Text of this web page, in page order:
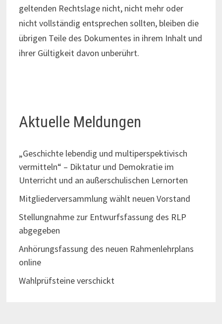
geltenden Rechtslage nicht, nicht mehr oder
nicht vollständig entsprechen sollten, bleiben die
übrigen Teile des Dokumentes in ihrem Inhalt und
ihrer Gültigkeit davon unberührt.
Aktuelle Meldungen
„Geschichte lebendig und multiperspektivisch
vermitteln“ – Diktatur und Demokratie im
Unterricht und an außerschulischen Lernorten
Mitgliederversammlung wählt neuen Vorstand
Stellungnahme zur Entwurfsfassung des RLP
abgegeben
Anhörungsfassung des neuen Rahmenlehrplans
online
Wahlprüfsteine verschickt